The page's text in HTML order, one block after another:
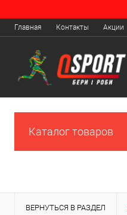
Главная Контакты Акции
Каталог товаров
ВЕРНУТЬСЯ В РАЗДЕЛ